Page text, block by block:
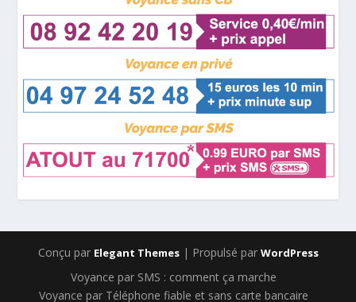
Conçu par Elegant Themes| Propulsé par WordPress
Voyance par SMS : comment ça marche
Voyance par Téléphone fiable et sans carte bancaire